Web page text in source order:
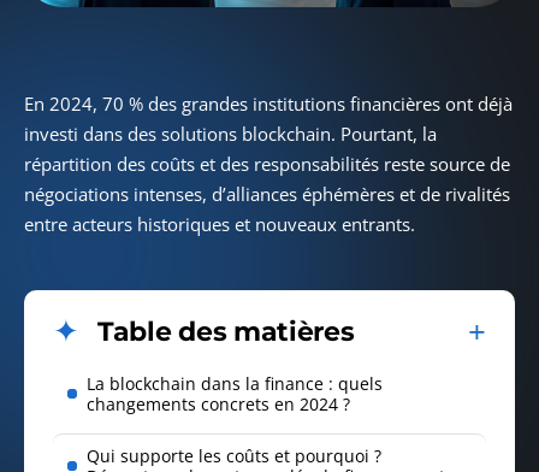
En 2024, 70 % des grandes institutions financières ont déjà
investi dans des solutions blockchain. Pourtant, la
répartition des coûts et des responsabilités reste source de
négociations intenses, d’alliances éphémères et de rivalités
entre acteurs historiques et nouveaux entrants.
Table des matières
La blockchain dans la finance : quels
changements concrets en 2024 ?
Qui supporte les coûts et pourquoi ?